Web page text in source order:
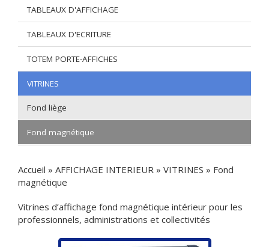
TABLEAUX D'AFFICHAGE
TABLEAUX D'ECRITURE
TOTEM PORTE-AFFICHES
VITRINES
Fond liège
Fond magnétique
Accueil » AFFICHAGE INTERIEUR » VITRINES » Fond
magnétique
Vitrines d’affichage fond magnétique intérieur pour les
professionnels, administrations et collectivités